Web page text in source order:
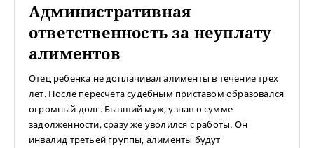
Административная
ответственность за неуплату
алиментов
Отец ребенка не доплачивал алименты в течение трех
лет. После пересчета судебным приставом образовался
огромный долг. Бывший муж, узнав о сумме
задолженности, сразу же уволился с работы. Он
инвалид третьей группы, алименты будут